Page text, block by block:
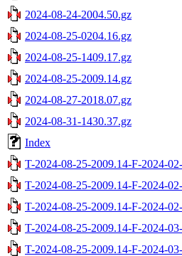
2024-08-24-2004.50.gz
2024-08-25-0204.16.gz
2024-08-25-1409.17.gz
2024-08-25-2009.14.gz
2024-08-27-2018.07.gz
2024-08-31-1430.37.gz
Index
T-2024-08-25-2009.14-F-2024-
T-2024-08-25-2009.14-F-2024-
T-2024-08-25-2009.14-F-2024-
T-2024-08-25-2009.14-F-2024-
T-2024-08-25-2009.14-F-2024-